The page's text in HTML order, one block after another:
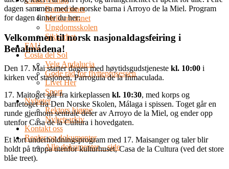
Barnetrinnet
Mellomtrinnet
Ungdomsskolen
Sikkerhet
FAU
Costa del Sol
Velg Andalucia
Gode råd for flytteprosessen
Livet Her
Sport
Nyheter
Rektors hjørne
Nyhetsarkiv
Kontakt oss
Regler og dokumenter
Alle dokumenter – side
dagen sammen med de norske barna i Arroyo de la Miel. Program
for dagen finner du her:
Velkommen til norsk nasjonaldagsfeiring i
Benalmádena!
Den 17. Mai starter dagen med høytidsgudstjeneste kl. 10:00 i
kirken ved stasjonen, Parroguia de la Inmaculada.
17. Maitoget går fra kirkeplassen kl. 10:30, med korps og
barnetoget fra Den Norske Skolen, Málaga i spissen. Toget går en
runde gjennom sentrale deler av Arroyo de la Miel, og ender opp
utenfor Casa de la Cultura i hovedgaten.
Et kort underholdningsprogram med 17. Maisanger og taler blir
holdt på trappa utenfor kulturhuset, Casa de la Cultura (ved det store
blåe treet).